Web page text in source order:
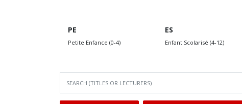
PE
Petite Enfance (0-4)
ES
Enfant Scolarisé (4-12)